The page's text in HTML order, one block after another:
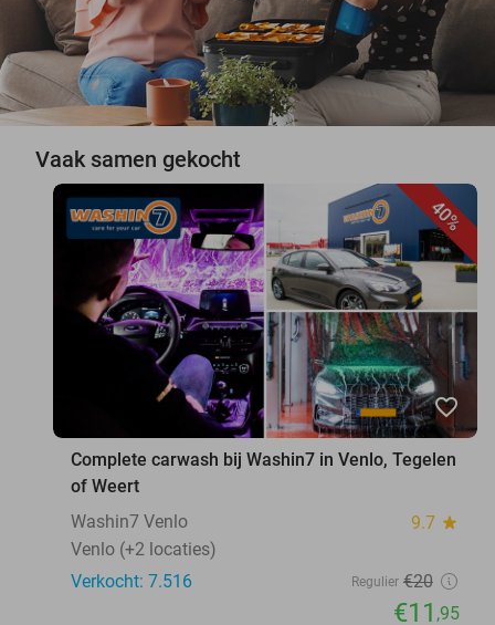
Vaak samen gekocht
40%
favorite_border
Complete carwash bij Washin7 in Venlo, Tegelen
of Weert
Washin7 Venlo
9.7 star
Venlo (+2 locaties)
Verkocht: 7.516
Regulier €20
€11 ,95